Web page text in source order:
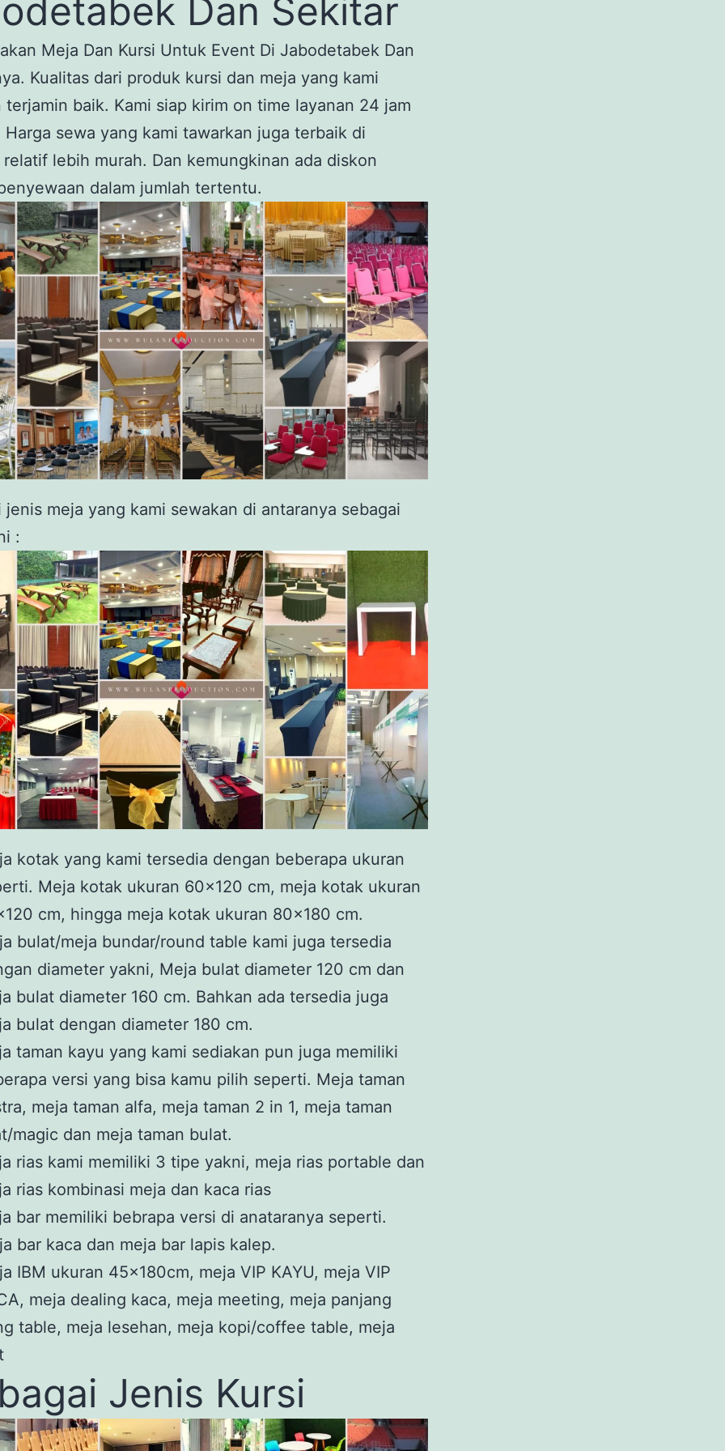
Dan Sekitar
Meja Dan Kursi Untuk Event Di Jabodetabek Dan
Kualitas dari produk kursi dan meja yang kami
terjamin baik. Kami siap kirim on time layanan 24 jam
Harga sewa yang kami tawarkan juga terbaik di
relatif lebih murah. Dan kemungkinan ada diskon
dalam jumlah tertentu.
jenis meja yang kami sewakan di antaranya sebagai
:
kotak yang kami tersedia dengan beberapa ukuran
Meja kotak ukuran 60×120 cm, meja kotak ukuran
cm, hingga meja kotak ukuran 80×180 cm.
bulat/meja bundar/round table kami juga tersedia
diameter yakni, Meja bulat diameter 120 cm dan
bulat diameter 160 cm. Bahkan ada tersedia juga
bulat dengan diameter 180 cm.
taman kayu yang kami sediakan pun juga memiliki
versi yang bisa kamu pilih seperti. Meja taman
meja taman alfa, meja taman 2 in 1, meja taman
magic dan meja taman bulat.
rias kami memiliki 3 tipe yakni, meja rias portable dan
rias kombinasi meja dan kaca rias
bar memiliki bebrapa versi di anataranya seperti.
bar kaca dan meja bar lapis kalep.
IBM ukuran 45x180cm, meja VIP KAYU, meja VIP
meja dealing kaca, meja meeting, meja panjang
table, meja lesehan, meja kopi/coffee table, meja
Jenis Kursi